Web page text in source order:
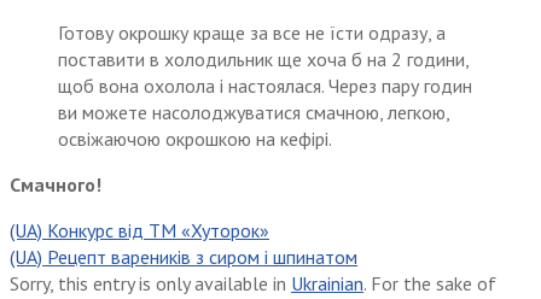
Готову окрошку краще за все не їсти одразу, а
поставити в холодильник ще хоча б на 2 години,
щоб вона охолола і настоялася. Через пару годин
ви можете насолоджуватися смачною, легкою,
освіжаючою окрошкою на кефірі.
Смачного!
(UA) Конкурс від ТМ «Хуторок»
(UA) Рецепт вареників з сиром і шпинатом
Sorry, this entry is only available in Ukrainian. For the sake of